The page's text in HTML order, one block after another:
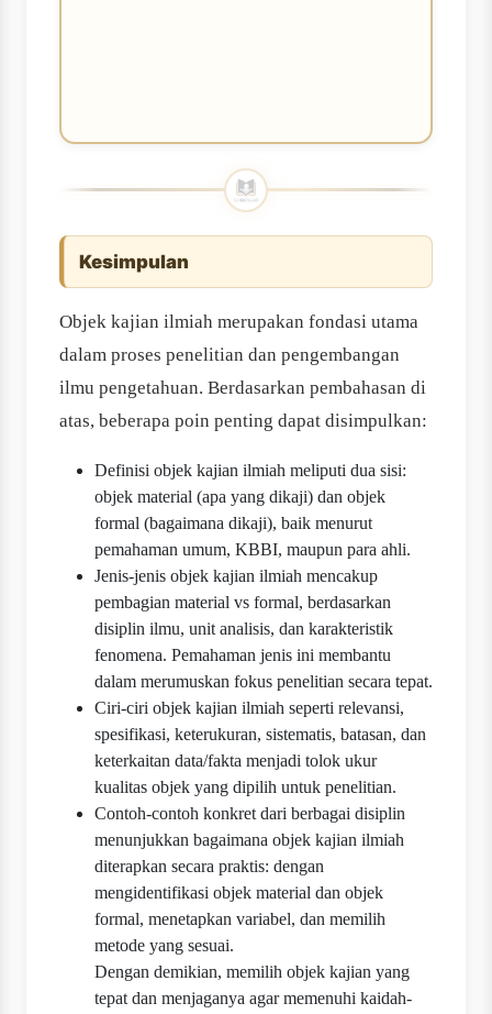
Kesimpulan
Objek kajian ilmiah merupakan fondasi utama
dalam proses penelitian dan pengembangan
ilmu pengetahuan. Berdasarkan pembahasan di
atas, beberapa poin penting dapat disimpulkan:
Definisi objek kajian ilmiah meliputi dua sisi:
objek material (apa yang dikaji) dan objek
formal (bagaimana dikaji), baik menurut
pemahaman umum, KBBI, maupun para ahli.
Jenis-jenis objek kajian ilmiah mencakup
pembagian material vs formal, berdasarkan
disiplin ilmu, unit analisis, dan karakteristik
fenomena. Pemahaman jenis ini membantu
dalam merumuskan fokus penelitian secara tepat.
Ciri-ciri objek kajian ilmiah seperti relevansi,
spesifikasi, keterukuran, sistematis, batasan, dan
keterkaitan data/fakta menjadi tolok ukur
kualitas objek yang dipilih untuk penelitian.
Contoh-contoh konkret dari berbagai disiplin
menunjukkan bagaimana objek kajian ilmiah
diterapkan secara praktis: dengan
mengidentifikasi objek material dan objek
formal, menetapkan variabel, dan memilih
metode yang sesuai.
Dengan demikian, memilih objek kajian yang
tepat dan menjaganya agar memenuhi kaidah-